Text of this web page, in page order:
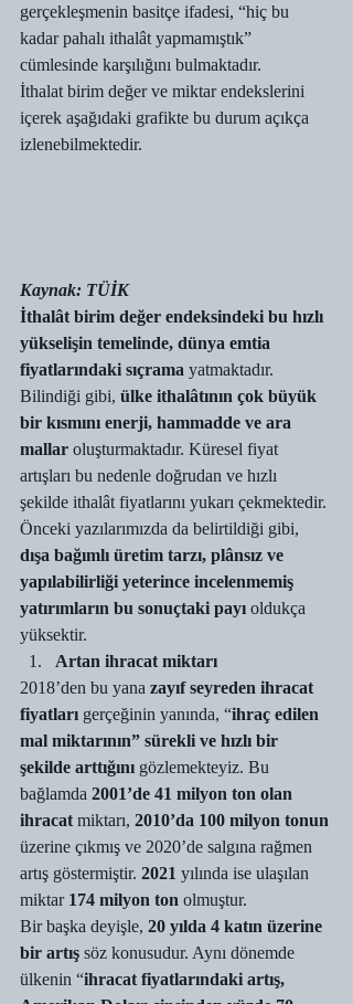
gerçekleşmenin basitçe ifadesi, “hiç bu
kadar pahalı ithalât yapmamıştık”
cümlesinde karşılığını bulmaktadır.
İthalat birim değer ve miktar endekslerini
içerek aşağıdaki grafikte bu durum açıkça
izlenebilmektedir.
Kaynak: TÜİK
İthalât birim değer endeksindeki bu hızlı
yükselişin temelinde, dünya emtia
fiyatlarındaki sıçrama yatmaktadır.
Bilindiği gibi, ülke ithalâtının çok büyük
bir kısmını enerji, hammadde ve ara
mallar oluşturmaktadır. Küresel fiyat
artışları bu nedenle doğrudan ve hızlı
şekilde ithalât fiyatlarını yukarı çekmektedir.
Önceki yazılarımızda da belirtildiği gibi,
dışa bağımlı üretim tarzı, plânsız ve
yapılabilirliği yeterince incelenmemiş
yatırımların bu sonuçtaki payı oldukça
yüksektir.
Artan ihracat miktarı
2018’den bu yana zayıf seyreden ihracat
fiyatları gerçeğinin yanında, “ihraç edilen
mal miktarının” sürekli ve hızlı bir
şekilde arttığını gözlemekteyiz. Bu
bağlamda 2001’de 41 milyon ton olan
ihracat miktarı, 2010’da 100 milyon tonun
üzerine çıkmış ve 2020’de salgına rağmen
artış göstermiştir. 2021 yılında ise ulaşılan
miktar 174 milyon ton olmuştur.
Bir başka deyişle, 20 yılda 4 katın üzerine
bir artış söz konusudur. Aynı dönemde
ülkenin “ihracat fiyatlarındaki artış,